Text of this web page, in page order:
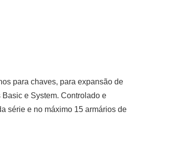
para chaves, para expansão de
e System. Controlado e
série e no máximo 15 armários de